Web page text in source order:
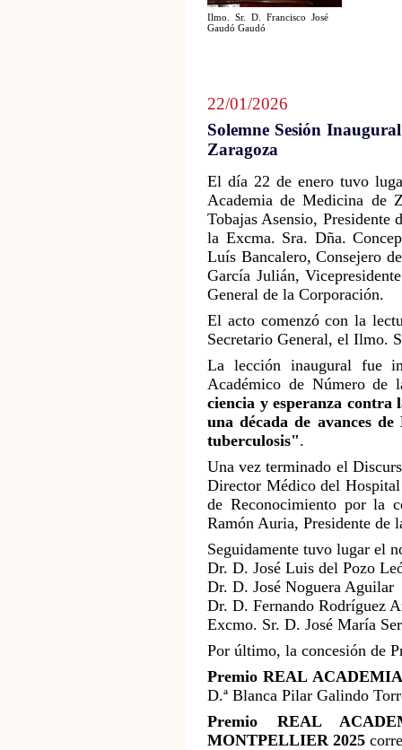
Ilmo. Sr. D. Francisco José
Gaudó Gaudó
22/01/2026
Solemne Sesión
Zaragoza
El día 22 de enero tuvo
Academia de Medicina de
Tobajas Asensio, Presidente
la Excma. Sra. Dña.
Luís Bancalero, Consejero
García Julián,
General de la Corporación.
El acto comenzó con la
Secretario General, el Ilmo.
La lección inaugural fue
Académico de Número de
ciencia y esperanza contra
una década de avances
tuberculosis".
Una vez terminado el
Director Médico del
de Reconocimiento por la
Ramón Auria, Presidente de
Seguidamente tuvo lugar el
Dr. D. José Luis del Pozo
Dr. D. José Noguera Aguilar
Dr. D. Fernando Rodríguez
Excmo. Sr. D. José María
Por último, la concesión de
Premio REAL
D.ª Blanca Pilar Galindo
Premio REAL
MONTPELLIER 2025